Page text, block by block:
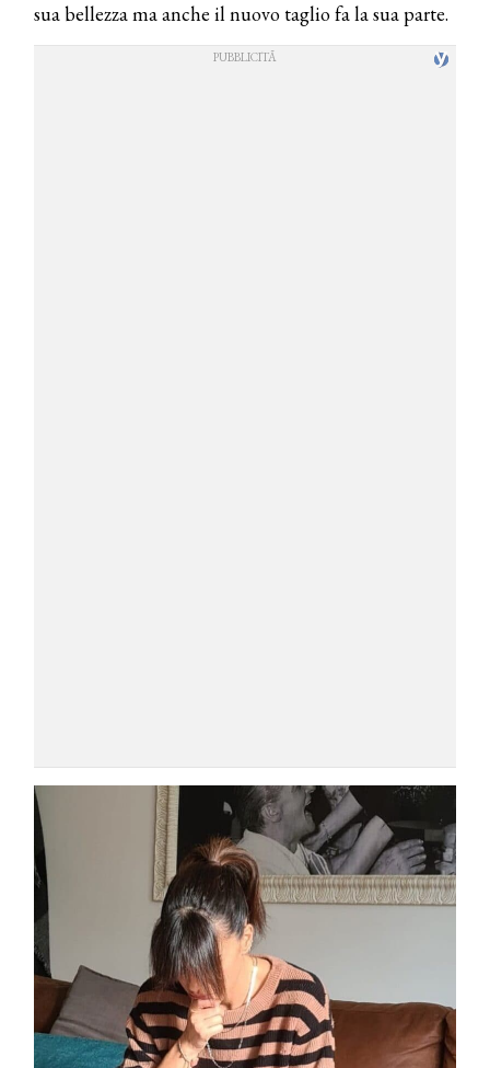
sua bellezza ma anche il nuovo taglio fa la sua parte.